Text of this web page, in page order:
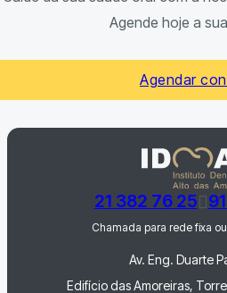
Agende hoje a
Agendar
21 382 76 25
Chamada para rede fixa
Av. Eng. Duarte
Edifício das Amoreiras,